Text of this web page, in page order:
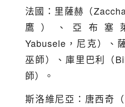
法國：里薩赫（
鷹）、亞布塞萊
Yabusele，尼克）、
巫師）、庫里巴利（
師）。
斯洛維尼亞：唐西奇